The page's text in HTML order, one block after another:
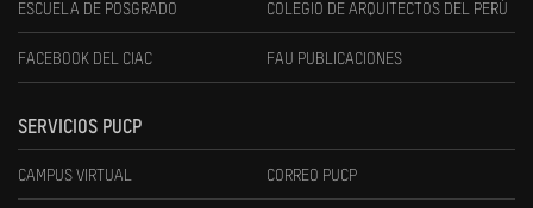
ESCUELA DE POSGRADO COLEGIO DE ARQUITECTOS DEL PERÚ
FACEBOOK DEL CIAC FAU PUBLICACIONES
SERVICIOS PUCP
CAMPUS VIRTUAL CORREO PUCP